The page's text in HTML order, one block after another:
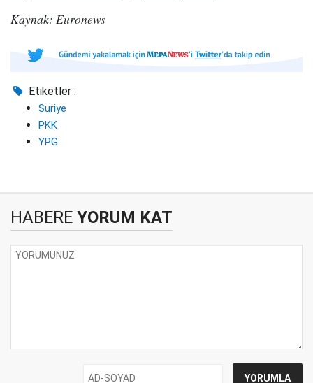
Kaynak: Euronews
Etiketler :
Suriye
PKK
YPG
HABERE YORUM KAT